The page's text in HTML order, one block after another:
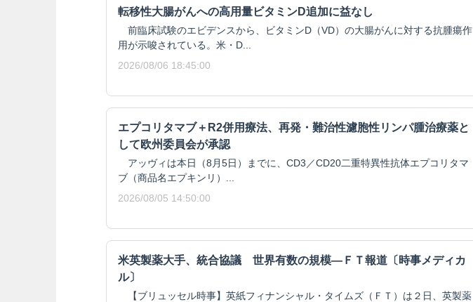
転移性大腸がんへの高用量ビタミンD追加に益なし
前臨床試験のエビデンスから、ビタミンD（VD）の大腸がんに対する抗腫瘍作
用が示唆されている。米・D...
2026/08/06 18:45:00
エプコリタマブ＋R2併用療法、再発・難治性濾胞性リンパ腫治療薬と
して欧州委員会が承認
アッヴィは本日（8月5日）までに、CD3／CD20二重特異性抗体エプコリタマ
ブ（商品名エプキンリ）...
2026/08/05 14:50:00
米英製薬大手、統合協議 世界有数の規模―ＦＴ報道〔時事メディカ
ル〕
【ブリュッセル時事】英紙フィナンシャル・タイムズ（ＦＴ）は２日、英製薬